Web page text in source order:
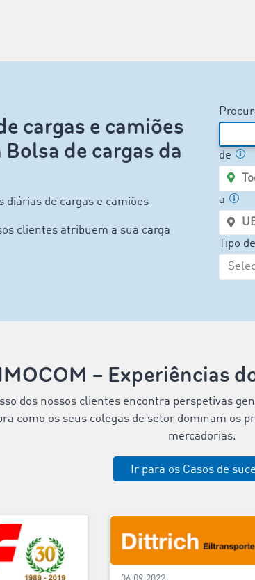
cargas e camiões
de cargas da
diárias de cargas e camiões
clientes atribuem a sua carga
de
a
Tipo
– Experiências
dos nossos clientes encontra perspetivas
como os seus colegas de setor dominam os
mercadorias.
Ir para os Casos de